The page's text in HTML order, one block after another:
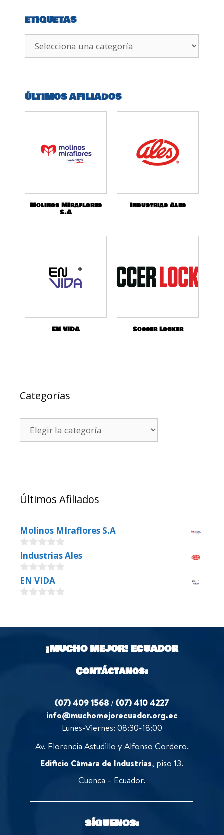
ETIQUETAS
ÚLTIMOS AFILIADOS
Molinos MIraflores
S.A
Industrias Ales
EN VIDA Soccer Locker
Categorías
Últimos Afiliados
Molinos MIraflores S.A
0
o
u
t
o
f
Industrias Ales
0
o
u
5
EN VIDA
t
¡MUCHO MEJOR!ECUADOR
Contáctanos:
(07) 409 1568 /(07) 410 4227
info@muchomejorecuador.org.ec
Lunes-Viernes: 08:30-18:00
Av. Florencia Astudillo y Alfonso Cordero.
Edificio Cámara de Industrias, piso 13.
Cuenca – Ecuador.
SÍGUENOS: